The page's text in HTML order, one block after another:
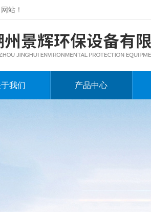
站！
我们 产品中心